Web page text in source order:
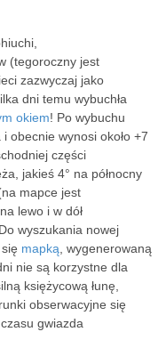
(tegoroczny jest
zazwyczaj jako
dni temu wybuchła
okiem! Po wybuchu
obecnie wynosi około +7
części
jakieś 4° na północny
mapce jest
lewo i w dół
wyszukania nowej
mapką , wygenerowaną
nie są korzystne dla
księżycową łunę,
obserwacyjne się
gwiazda